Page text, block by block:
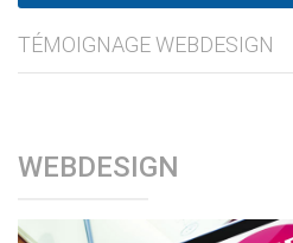
TÉMOIGNAGE WEBDESIGN
WEBDESIGN